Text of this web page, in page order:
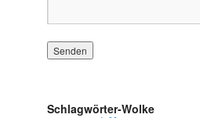
Schlagwörter-Wolke